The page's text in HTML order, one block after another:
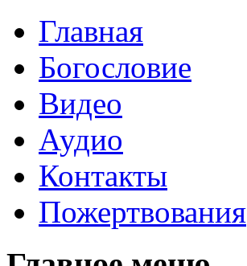
Главная
Богословие
Видео
Аудио
Контакты
Пожертвования